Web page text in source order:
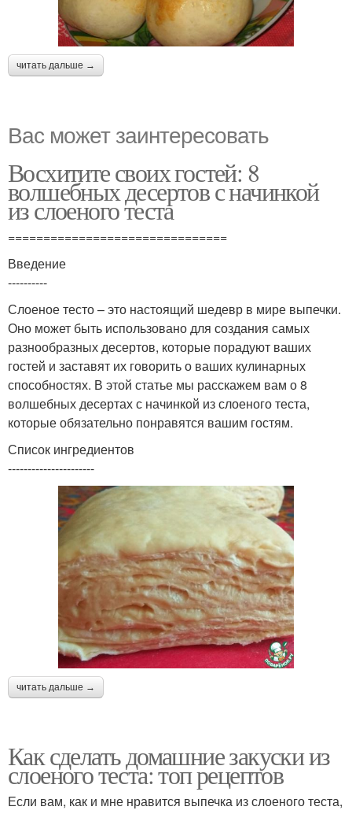
читать дальше →
Вас может заинтересовать
Восхитите своих гостей: 8
волшебных десертов с начинкой
из слоеного теста
===============================
Введение
----------
Слоеное тесто – это настоящий шедевр в мире выпечки.
Оно может быть использовано для создания самых
разнообразных десертов, которые порадуют ваших
гостей и заставят их говорить о ваших кулинарных
способностях. В этой статье мы расскажем вам о 8
волшебных десертах с начинкой из слоеного теста,
которые обязательно понравятся вашим гостям.
Список ингредиентов
----------------------
читать дальше →
Как сделать домашние закуски из
слоеного теста: топ рецептов
Если вам, как и мне нравится выпечка из слоеного теста,